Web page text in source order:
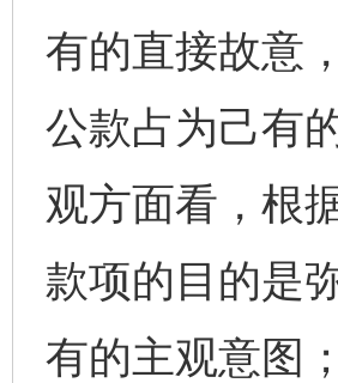
有的直接故意
公款占为己有
观方面看，根
款项的目的是
有的主观意图